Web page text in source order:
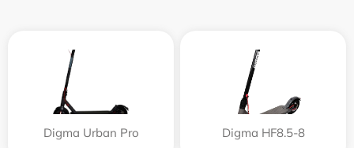
Digma Urban Pro Digma HF8.5-8